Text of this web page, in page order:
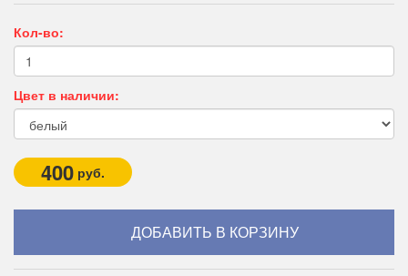
Кол-во:
Цвет в наличии:
400 руб.